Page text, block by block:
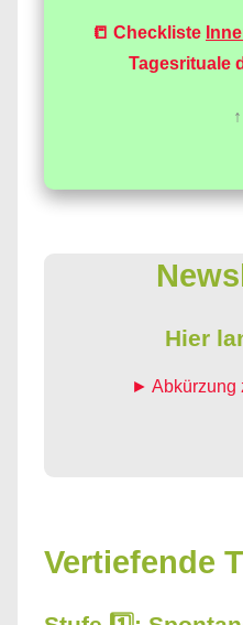
📒 Checkliste
Tagesrituale
Hier
► Abkürzung
Vertiefende